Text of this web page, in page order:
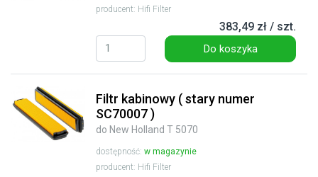
producent: Hifi Filter
383,49 zł / szt.
Do koszyka
Filtr kabinowy ( stary numer
SC70007 )
do New Holland T 5070
dostępność: w magazynie
producent: Hifi Filter